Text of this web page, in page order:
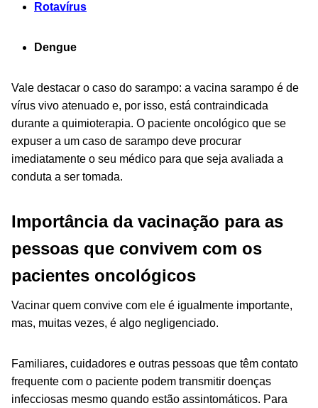
Rotavírus
Dengue
Vale destacar o caso do sarampo: a vacina sarampo é de
vírus vivo atenuado e, por isso, está contraindicada
durante a quimioterapia. O paciente oncológico que se
expuser a um caso de sarampo deve procurar
imediatamente o seu médico para que seja avaliada a
conduta a ser tomada.
Importância da vacinação para as
pessoas que convivem com os
pacientes oncológicos
Vacinar quem convive com ele é igualmente importante,
mas, muitas vezes, é algo negligenciado.
Familiares, cuidadores e outras pessoas que têm contato
frequente com o paciente podem transmitir doenças
infecciosas mesmo quando estão assintomáticos. Para